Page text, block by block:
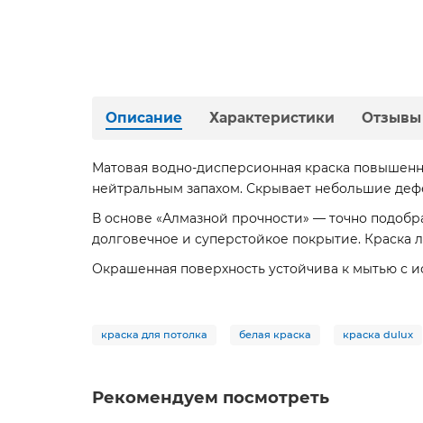
Описание Характеристики Отзывы
Матовая водно-дисперсионная краска
нейтральным запахом. Скрывает небольшие
В основе «Алмазной прочности» — точно
долговечное и суперстойкое покрытие. Краска
Окрашенная поверхность устойчива к мытью с
краска для потолка белая краска краска dulux
Рекомендуем посмотреть